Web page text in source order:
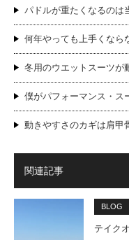
パドルが重たくなるのは
何年やっても上手くなら
冬用のウエットスーツが
僕がパフォーマンス・ス
動きやすさのカギは肩甲
関連記事
BLOG
テイク